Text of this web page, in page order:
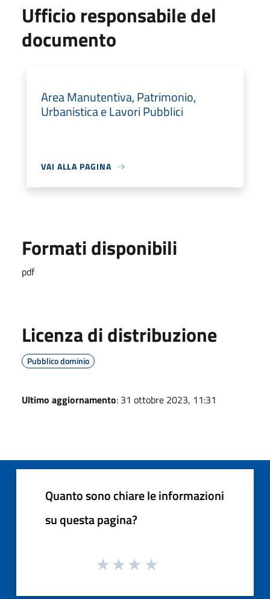
Ufficio responsabile del
documento
Area Manutentiva, Patrimonio,
Urbanistica e Lavori Pubblici
VAI ALLA PAGINA
Formati disponibili
pdf
Licenza di distribuzione
Pubblico dominio
Ultimo aggiornamento: 31 ottobre 2023, 11:31
Quanto sono chiare le informazioni
su questa pagina?